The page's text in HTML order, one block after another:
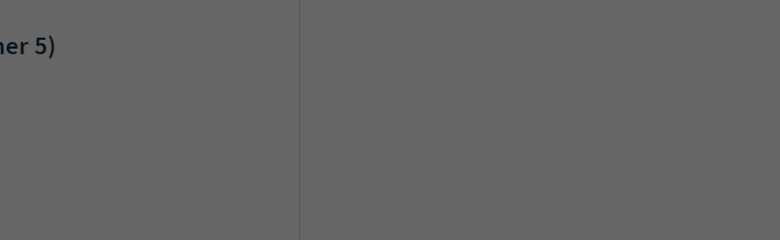
5)
gewährleistet die Kommunikation der
dem Benutzer. Es wird benötigt um z. B.